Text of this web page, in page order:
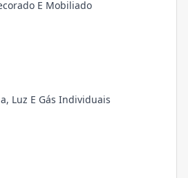
E Mobiliado
Luz E Gás Individuais